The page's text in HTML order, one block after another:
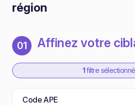
région
01 Affinez votre
1 filtre sélectionné
Code APE